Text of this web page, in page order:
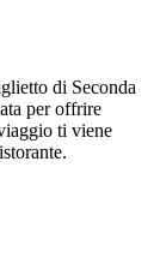
di Seconda
per offrire
ti viene